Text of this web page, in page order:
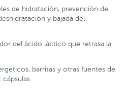
de hidratación, prevención de
y bajada del
del ácido láctico que retrasa la
barritas y otras fuentes de
cápsulas